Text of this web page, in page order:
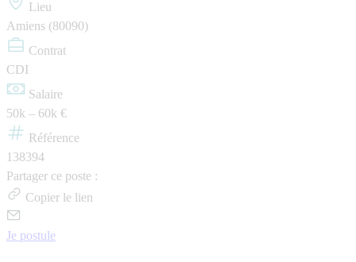
Lieu
Amiens (80090)
Contrat
CDI
Salaire
50k – 60k €
Référence
138394
Partager ce poste :
Copier le lien
Je postule